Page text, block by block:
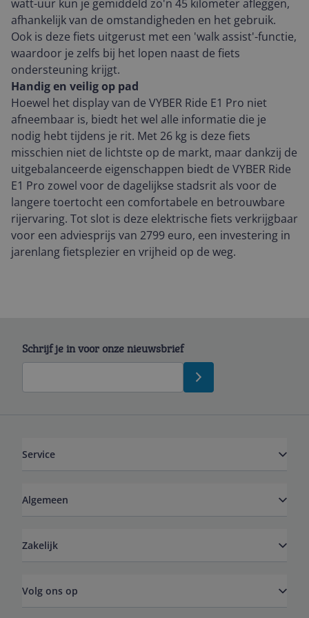
watt-uur kun je gemiddeld zo'n 45 kilometer afleggen,
afhankelijk van de omstandigheden en het gebruik.
Ook is deze fiets uitgerust met een 'walk assist'-functie,
waardoor je zelfs bij het lopen naast de fiets
ondersteuning krijgt.
Handig en veilig op pad
Hoewel het display van de VYBER Ride E1 Pro niet
afneembaar is, biedt het wel alle informatie die je
nodig hebt tijdens je rit. Met 26 kg is deze fiets
misschien niet de lichtste op de markt, maar dankzij de
uitgebalanceerde eigenschappen biedt de VYBER Ride
E1 Pro zowel voor de dagelijkse stadsrit als voor de
langere toertocht een comfortabele en betrouwbare
rijervaring. Tot slot is deze elektrische fiets verkrijgbaar
voor een adviesprijs van 2799 euro, een investering in
jarenlang fietsplezier en vrijheid op de weg.
Schrijf je in voor onze nieuwsbrief
Service
Algemeen
Zakelijk
Volg ons op